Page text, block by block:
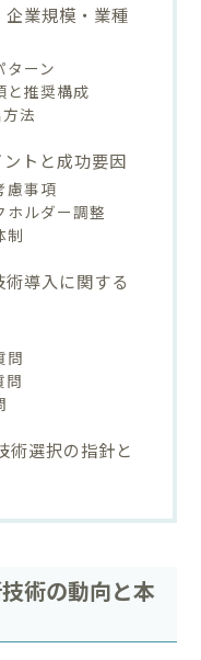
業規模・業種
ターン
と推奨構成
法
トと成功要因
慮事項
ホルダー調整
制
導入に関する
問
問
術選択の指針と
術の動向と本